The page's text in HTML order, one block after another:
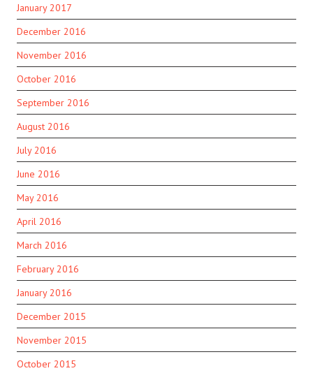
January 2017
December 2016
November 2016
October 2016
September 2016
August 2016
July 2016
June 2016
May 2016
April 2016
March 2016
February 2016
January 2016
December 2015
November 2015
October 2015